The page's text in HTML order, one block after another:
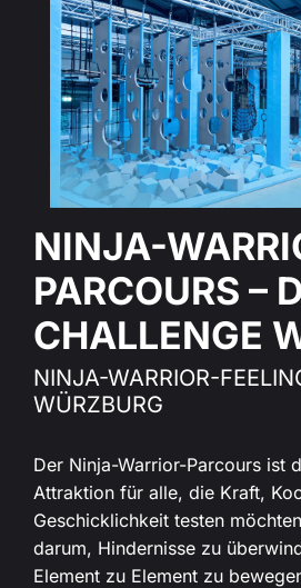
NINJA-
PARCOURS –
CHALLENGE
NINJA-WARRIOR-
WÜRZBURG
Der Ninja-Warrior-Parcours ist
Attraktion für alle, die Kraft,
Geschicklichkeit testen
darum, Hindernisse zu
Element zu Element zu